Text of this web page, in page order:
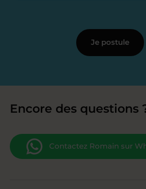
Je postule
Encore des questions
Contactez Romain sur